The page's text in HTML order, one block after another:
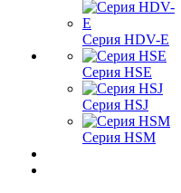
Серия HDV-E
Серия HSE
Серия HSJ
Серия HSM